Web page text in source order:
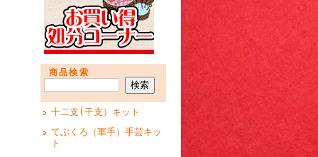
商品検索
十二支(干支）キット
てぶくろ（軍手）手芸キッ
ト